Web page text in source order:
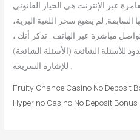
عبر الإنترنت هي الخيار القانوني
السابقة, لم يضيع سحر اللعبة البرية،
مباشرة عبر الهاتف . تذكر أنك ،
للأسئلة الشائعة (الأسئلة الشائعة)
للإشارة السريعة .
Fruity Chance Casino No Deposit
Hyperino Casino No Deposit